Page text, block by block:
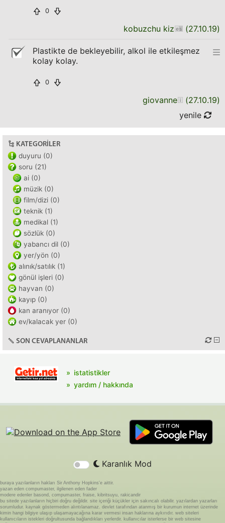
0
kobuzchu kiz (27.10.19)
Plastikte de bekleyebilir, alkol ile etkileşmez
kolay kolay.
0
giovanne (27.10.19)
yenile
KATEGORILER
duyuru (0)
soru (21)
ai (0)
müzik (0)
film/dizi (0)
teknik (1)
medikal (1)
sözlük (0)
yabancı dil (0)
yer/yön (0)
alınık/satılık (1)
gönül işleri (0)
hayvan (0)
kayıp (0)
kan aranıyor (0)
ev/kalacak yer (0)
SON CEVAPLANANLAR
istatistikler
yardım / hakkında
Karanlık Mod
buraya yazılanların hakları Sir Anthony Hopkins'e aittir.
yazan eden compumaster, ilgilenen eden fader
modere edenler basond, compumaster, fraise, kibritsuyu, rakicandir
bu sitede yazılanların hiçbiri doğru değildir. site içeriği küçükler için sakıncalı olabilir. yazılardan yazarları
sorumludur. kaynak göstermeden alıntılanamaz. devlet tarafından atanmış bir kurumun internet üzerinde
kimin hangi bilgiye ulaşıp ulaşamayacağına karar vermesi insan haklarına aykırıdır. web siteleri
kullanıcıların istekleri doğrultusunda bağlandıkları yerlerdir. kullanıcılar isterlerse bir web sitesine